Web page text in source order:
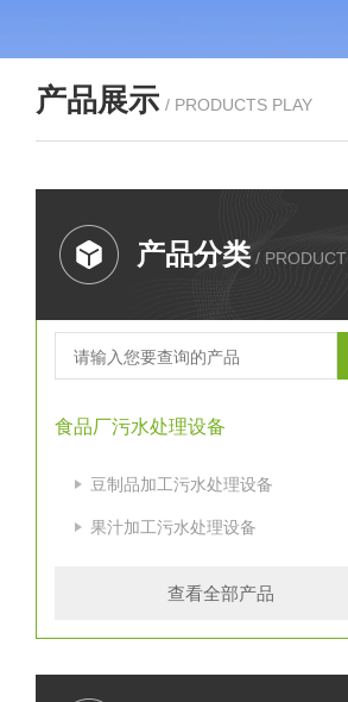
产品展示 / PRODUCTS PLAY
产品分类 / PRODUCT
食品厂污水处理设备
豆制品加工污水处理设备
果汁加工污水处理设备
查看全部产品